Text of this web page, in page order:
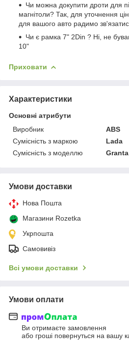
Чи можна докупити дроти для
магнітоли? Так, для уточнення
для вашого авто радимо
Чи є рамка 7" 2Din ? Ні, не
10"
Приховати
Характеристики
Основні атрибути
Виробник
ABS
Сумісність з маркою
Lada
Сумісність з моделлю
Granta
Умови доставки
Нова Пошта
Магазини Rozetka
Укрпошта
Самовивіз
Всі умови доставки
Умови оплати
Ви отримаєте замовлення
або гроші повернуться на вашу